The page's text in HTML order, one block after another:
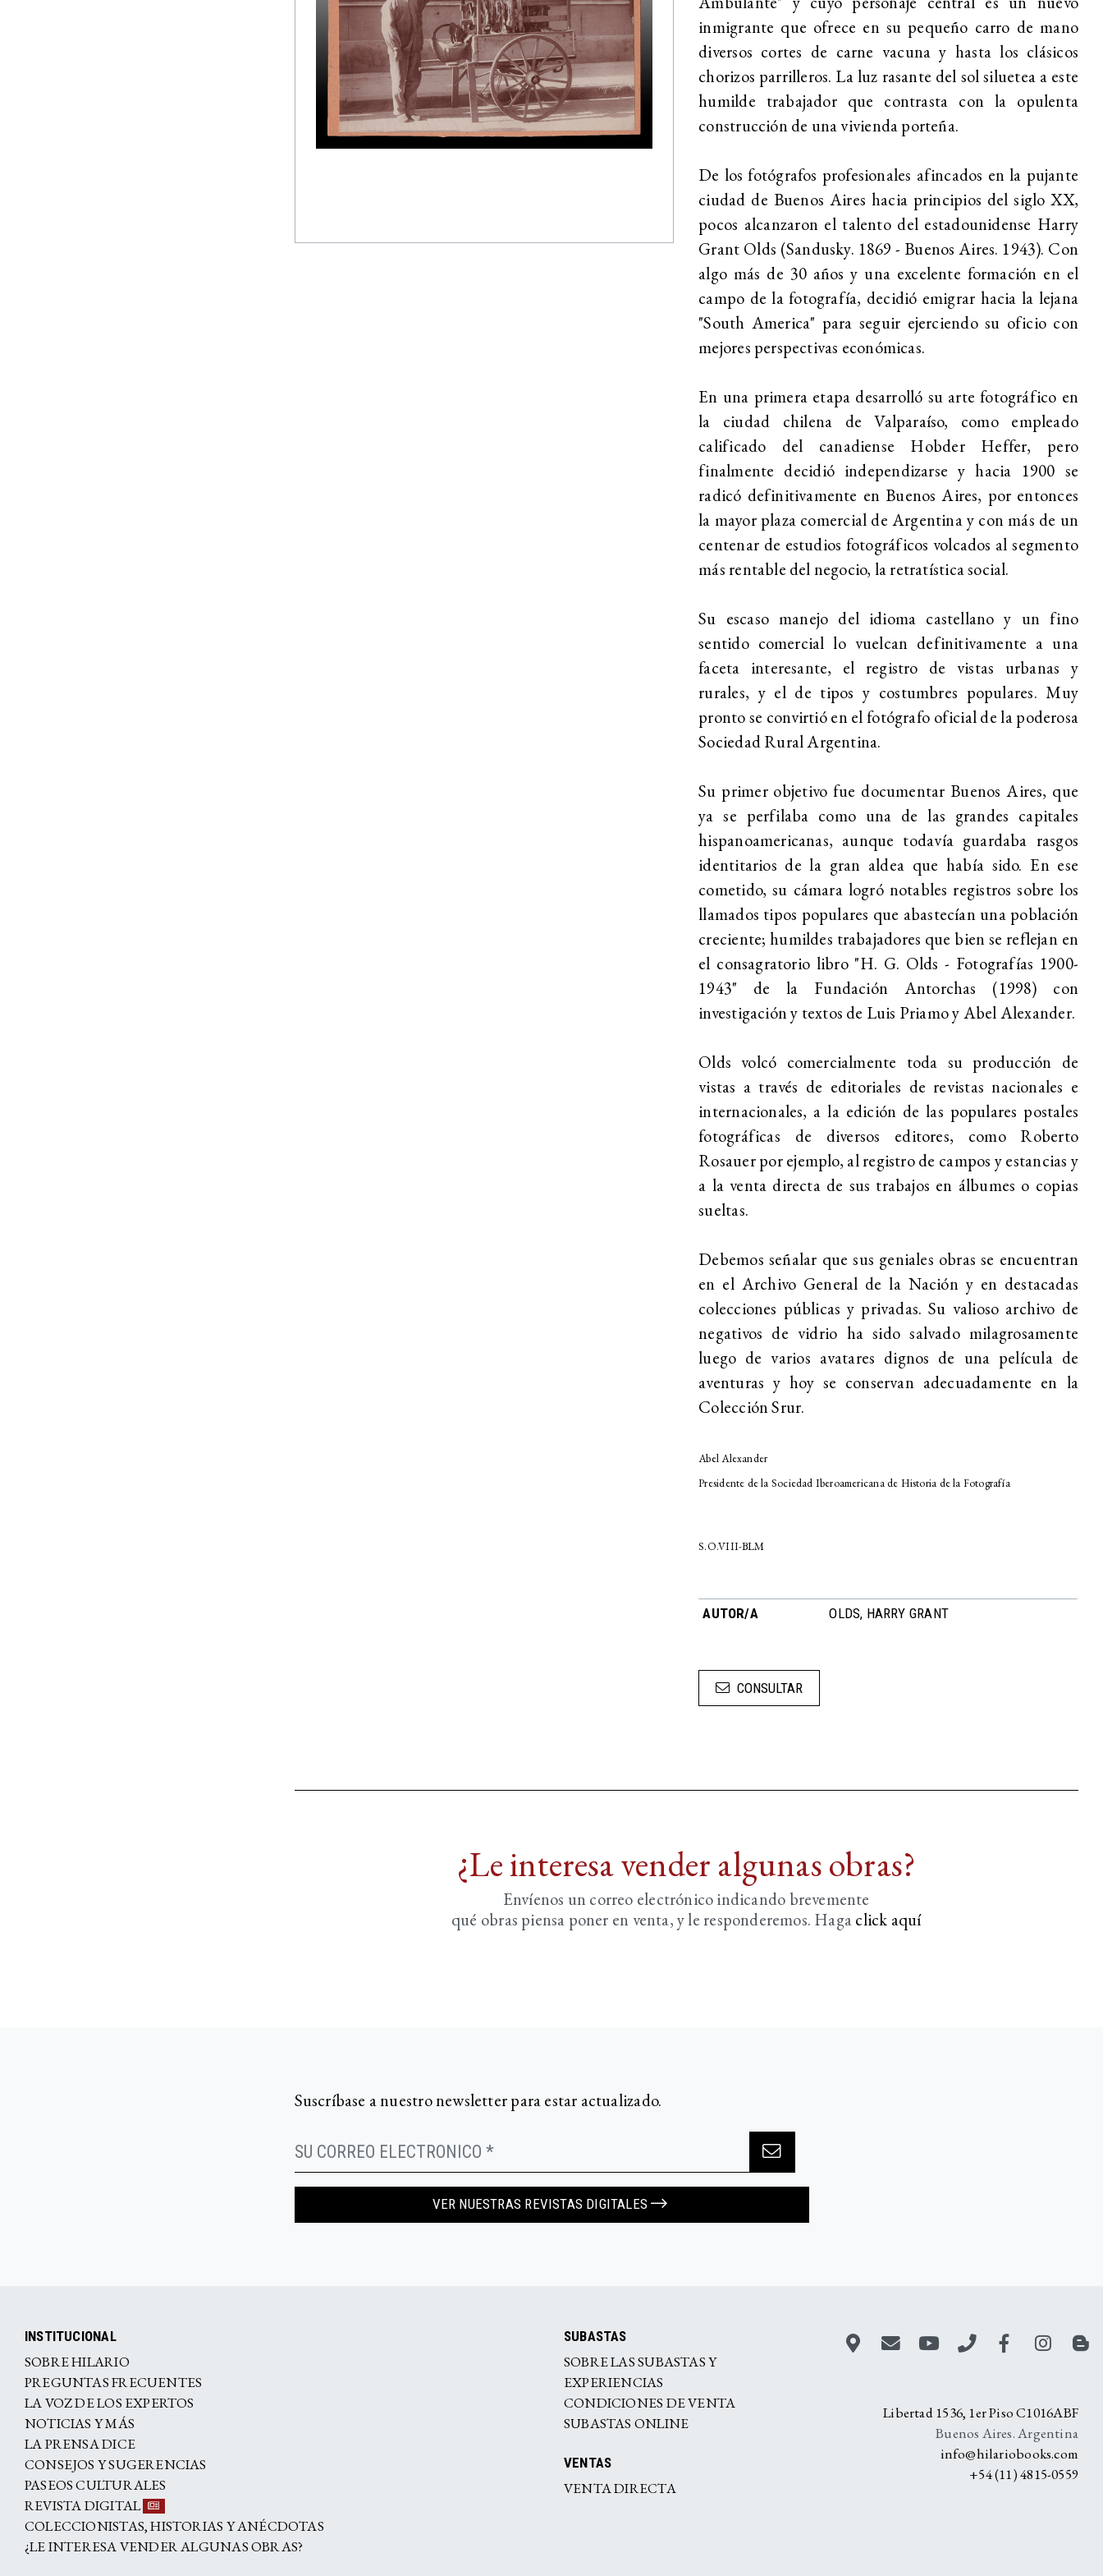
inmigrante que ofrece en su pequeño carro de mano
diversos cortes de carne vacuna y hasta los clásicos
chorizos parrilleros. La luz rasante del sol siluetea a este
humilde trabajador que contrasta con la opulenta
construcción de una vivienda porteña.
De los fotógrafos profesionales afincados en la pujante
ciudad de Buenos Aires hacia principios del siglo XX,
pocos alcanzaron el talento del estadounidense Harry
Grant Olds (Sandusky. 1869 - Buenos Aires. 1943). Con
algo más de 30 años y una excelente formación en el
campo de la fotografía, decidió emigrar hacia la lejana
"South America" para seguir ejerciendo su oficio con
mejores perspectivas económicas.
En una primera etapa desarrolló su arte fotográfico en
la ciudad chilena de Valparaíso, como empleado
calificado del canadiense Hobder Heffer, pero
finalmente decidió independizarse y hacia 1900 se
radicó definitivamente en Buenos Aires, por entonces
la mayor plaza comercial de Argentina y con más de un
centenar de estudios fotográficos volcados al segmento
más rentable del negocio, la retratística social.
Su escaso manejo del idioma castellano y un fino
sentido comercial lo vuelcan definitivamente a una
faceta interesante, el registro de vistas urbanas y
rurales, y el de tipos y costumbres populares. Muy
pronto se convirtió en el fotógrafo oficial de la poderosa
Sociedad Rural Argentina.
Su primer objetivo fue documentar Buenos Aires, que
ya se perfilaba como una de las grandes capitales
hispanoamericanas, aunque todavía guardaba rasgos
identitarios de la gran aldea que había sido. En ese
cometido, su cámara logró notables registros sobre los
llamados tipos populares que abastecían una población
creciente; humildes trabajadores que bien se reflejan en
el consagratorio libro "H. G. Olds - Fotografías 1900-
1943" de la Fundación Antorchas (1998) con
investigación y textos de Luis Priamo y Abel Alexander.
Olds volcó comercialmente toda su producción de
vistas a través de editoriales de revistas nacionales e
internacionales, a la edición de las populares postales
fotográficas de diversos editores, como Roberto
Rosauer por ejemplo, al registro de campos y estancias y
a la venta directa de sus trabajos en álbumes o copias
sueltas.
Debemos señalar que sus geniales obras se encuentran
en el Archivo General de la Nación y en destacadas
colecciones públicas y privadas. Su valioso archivo de
negativos de vidrio ha sido salvado milagrosamente
luego de varios avatares dignos de una película de
aventuras y hoy se conservan adecuadamente en la
Colección Srur.
Abel Alexander
Presidente de la Sociedad Iberoamericana de Historia de la Fotografía
S.O.VIII-BLM
AUTOR/A OLDS, HARRY GRANT
CONSULTAR
¿Le interesa vender algunas obras?
Envíenos un correo electrónico indicando brevemente
qué obras piensa poner en venta, y le responderemos. Hagaclick aquí­
Suscríbase a nuestro newsletter para estar actualizado.
VER NUESTRAS REVISTAS DIGITALES
INSTITUCIONAL
SOBRE HILARIO
PREGUNTAS FRECUENTES
LA VOZ DE LOS EXPERTOS
NOTICIAS Y MÁS
LA PRENSA DICE
CONSEJOS Y SUGERENCIAS
PASEOS CULTURALES
REVISTA DIGITAL
COLECCIONISTAS, HISTORIAS Y ANÉCDOTAS
¿LE INTERESA VENDER ALGUNAS OBRAS?
SUBASTAS
SOBRE LAS SUBASTAS Y
EXPERIENCIAS
CONDICIONES DE VENTA
SUBASTAS ONLINE
VENTAS
VENTA DIRECTA
Libertad 1536, 1er Piso C1016ABF
Buenos Aires. Argentina
info@hilariobooks.com
+54 (11) 4815-0559